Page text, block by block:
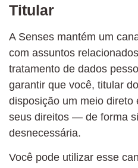
Titular
A Senses mantém um
com assuntos
tratamento de dados
garantir que você, titular
disposição um meio direto
seus direitos — de forma
desnecessária.
Você pode utilizar esse